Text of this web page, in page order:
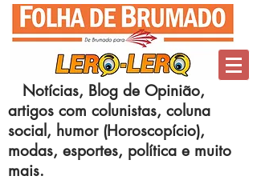
Notícias, Blog de Opinião,
artigos com colunistas, coluna
social, humor (Horoscopício),
modas, esportes, política e muito
mais.